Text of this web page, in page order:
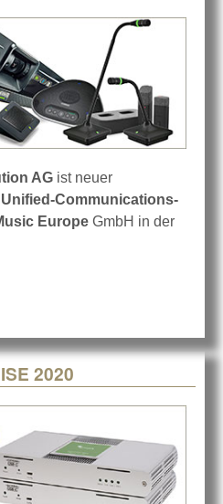
AG ist neuer
Unified-Communications-
Europe GmbH in der
2020